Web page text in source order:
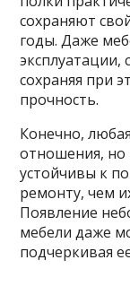
сохраняют
годы. Даже
эксплуатации,
сохраняя при
прочность.
Конечно,
отношения, но
устойчивы к
ремонту, чем
Появление
мебели даже
подчеркивая